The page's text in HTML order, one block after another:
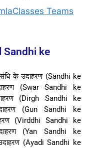
Teams
Sandhi ke
के उदाहरण (Sandhi ke
(Swar Sandhi ke
(Dirgh Sandhi ke
(Gun Sandhi ke
(Virddhi Sandhi ke
(Yan Sandhi ke
(Ayadi Sandhi ke